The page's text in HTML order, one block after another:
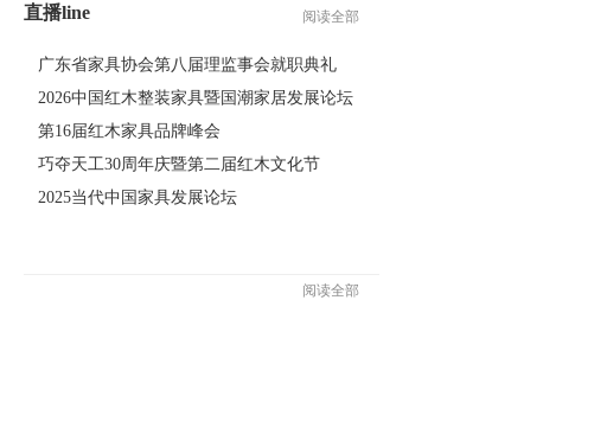
直播line 阅读全部
广东省家具协会第八届理监事会就职典礼
2026中国红木整装家具暨国潮家居发展论坛
第16届红木家具品牌峰会
巧夺天工30周年庆暨第二届红木文化节
2025当代中国家具发展论坛